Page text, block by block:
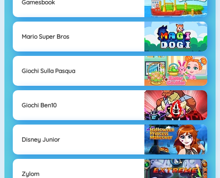
Gamesbook
Mario Super Bros
Giochi Sulla Pasqua
Giochi Ben10
Disney Junior
Zylom